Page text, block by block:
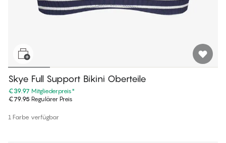
Skye Full Support Bikini Oberteile
€39.97 Mitgliederpreis*
€79.95 Regulärer Preis
1 Farbe verfügbar